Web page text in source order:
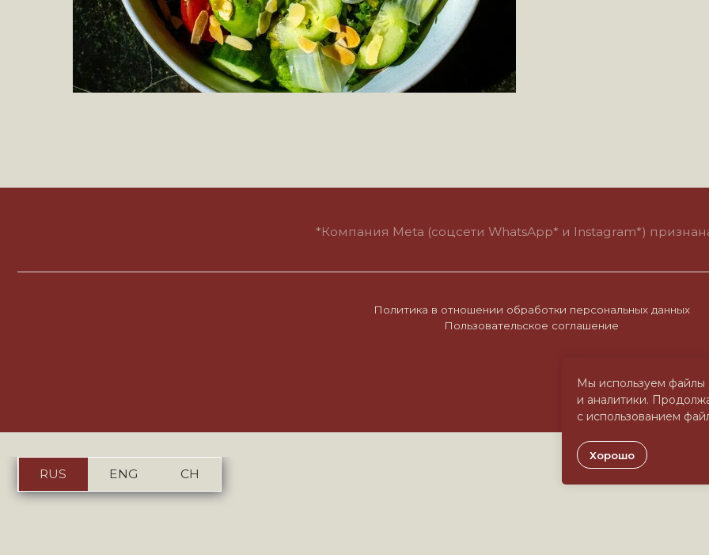
Мы используем файлы
и аналитики.
с использованием
Хорошо
Пользовательское соглашение